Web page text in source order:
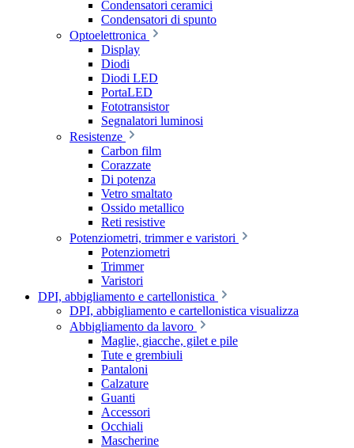
Condensatori ceramici
Condensatori di spunto
Optoelettronica
Display
Diodi
Diodi LED
PortaLED
Fototransistor
Segnalatori luminosi
Resistenze
Carbon film
Corazzate
Di potenza
Vetro smaltato
Ossido metallico
Reti resistive
Potenziometri, trimmer e varistori
Potenziometri
Trimmer
Varistori
DPI, abbigliamento e cartellonistica
DPI, abbigliamento e cartellonistica visualizza
Abbigliamento da lavoro
Maglie, giacche, gilet e pile
Tute e grembiuli
Pantaloni
Calzature
Guanti
Accessori
Occhiali
Mascherine